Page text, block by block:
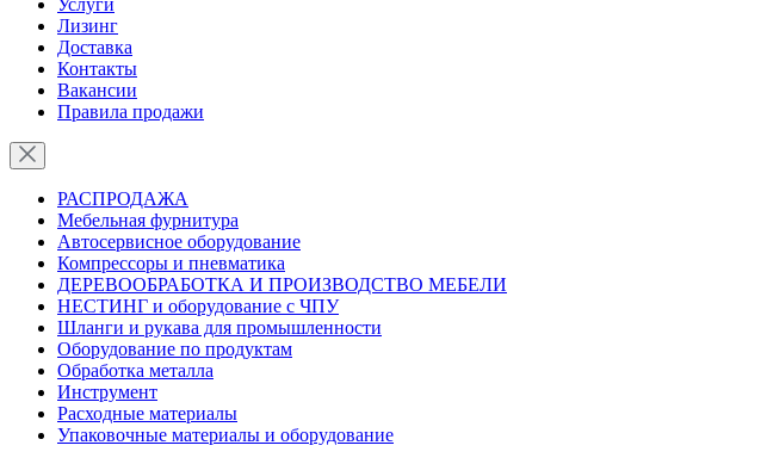
Услуги
Лизинг
Доставка
Контакты
Вакансии
Правила продажи
РАСПРОДАЖА
Мебельная фурнитура
Автосервисное оборудование
Компрессоры и пневматика
ДЕРЕВООБРАБОТКА И ПРОИЗВОДСТВО МЕБЕЛИ
НЕСТИНГ и оборудование с ЧПУ
Шланги и рукава для промышленности
Оборудование по продуктам
Обработка металла
Инструмент
Расходные материалы
Упаковочные материалы и оборудование